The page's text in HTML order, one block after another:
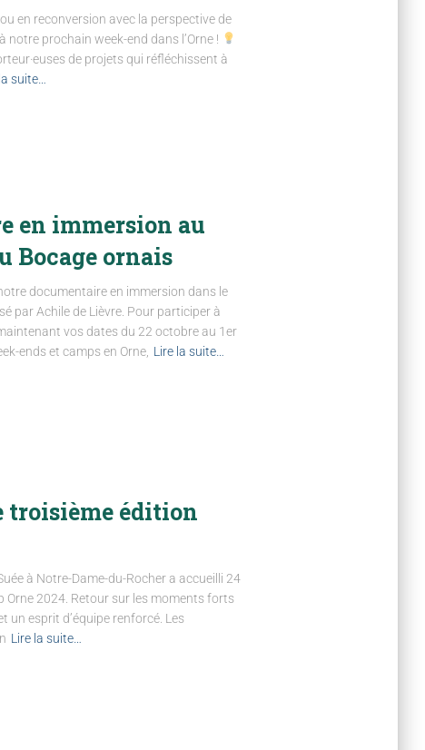
en reconversion avec la perspective de
notre prochain week-end dans l’Orne !
de projets qui réfléchissent à
suite…
en immersion au
Bocage ornais
documentaire en immersion dans le
par Achile de Lièvre. Pour participer à
vos dates du 22 octobre au 1er
ends et camps en Orne, Lire la suite…
troisième édition
à Notre-Dame-du-Rocher a accueilli 24
Orne 2024. Retour sur les moments forts
un esprit d’équipe renforcé. Les
Lire la suite…